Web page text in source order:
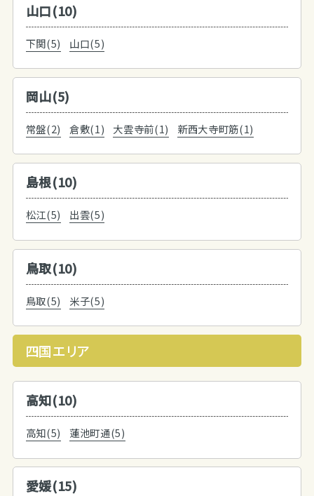
山口(10)
下関(5) 山口(5)
岡山(5)
常盤(2) 倉敷(1) 大雲寺前(1) 新西大寺町筋(1)
島根(10)
松江(5) 出雲(5)
鳥取(10)
鳥取(5) 米子(5)
四国エリア
高知(10)
高知(5) 蓮池町通(5)
愛媛(15)